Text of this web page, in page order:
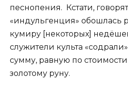
песнопения. Кстати,
«индульгенция» обошлась
кумиру [некоторых]
служители культа
сумму, равную по
золотому руну.